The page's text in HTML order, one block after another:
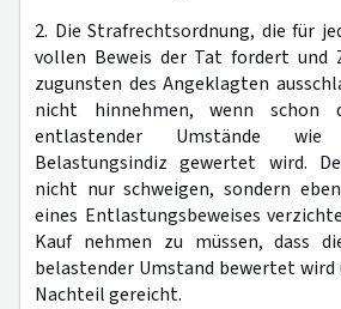
2. Die Strafrechtsordnung, die für
vollen Beweis der Tat fordert und
zugunsten des Angeklagten
nicht hinnehmen, wenn schon
entlastender Umstände
Belastungsindiz gewertet wird.
nicht nur schweigen, sondern
eines Entlastungsbeweises
Kauf nehmen zu müssen, dass
belastender Umstand bewertet
Nachteil gereicht.